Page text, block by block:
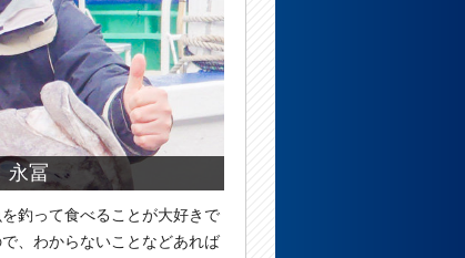
冨
釣って食べることが大好きで
、わからないことなどあれば